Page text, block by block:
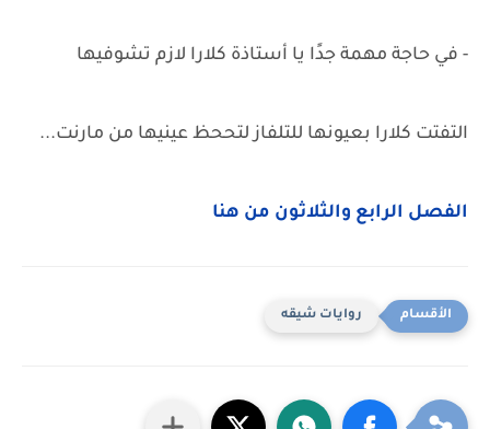
- في حاجة مهمة جدًا يا أستاذة كلارا لازم تشوفيها
التفتت كلارا بعيونها للتلفاز لتححظ عينيها من مارنت...
الفصل الرابع والثلاثون من هنا
روايات شيقه